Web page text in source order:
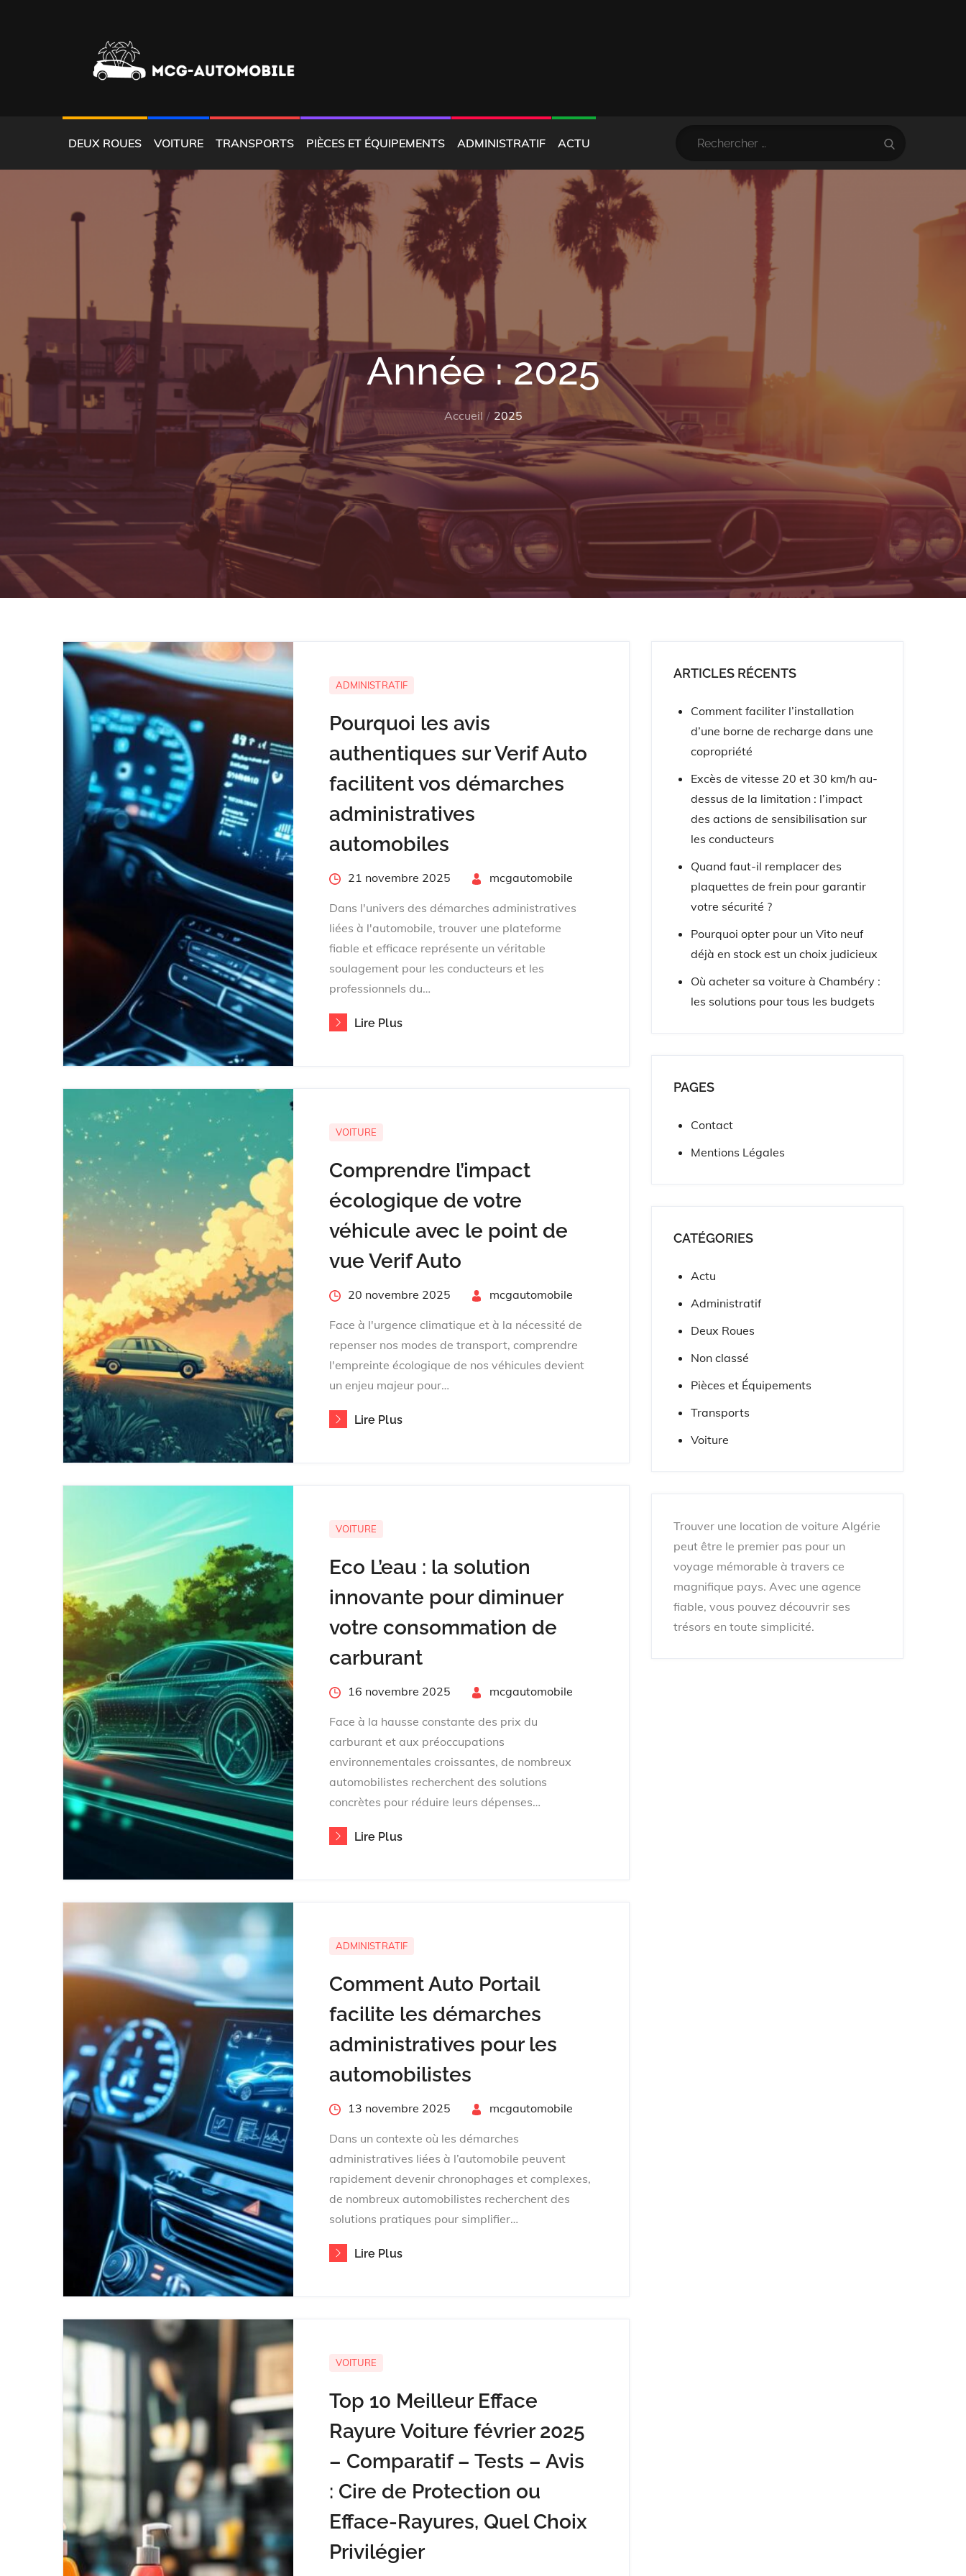
DEUX ROUES VOITURE TRANSPORTS PIÈCES ET ÉQUIPEMENTS ADMINISTRATIF ACTU
Année :2025
Accueil 2025
ADMINISTRATIF
Pourquoi les avis
authentiques sur Verif Auto
facilitent vos démarches
administratives
automobiles
Posted21 novembre 2025 mcgautomobile
Dans l'univers des démarches administratives
liées à l'automobile, trouver une plateforme
fiable et efficace représente un véritable
soulagement pour les conducteurs et les
professionnels du…
Lire Plus
VOITURE
Comprendre l’impact
écologique de votre
véhicule avec le point de
vue Verif Auto
Posted20 novembre 2025 mcgautomobile
Face à l'urgence climatique et à la nécessité de
repenser nos modes de transport, comprendre
l'empreinte écologique de nos véhicules devient
un enjeu majeur pour…
Lire Plus
VOITURE
Eco L’eau : la solution
innovante pour diminuer
votre consommation de
carburant
Posted16 novembre 2025 mcgautomobile
Face à la hausse constante des prix du
carburant et aux préoccupations
environnementales croissantes, de nombreux
automobilistes recherchent des solutions
concrètes pour réduire leurs dépenses…
Lire Plus
ADMINISTRATIF
Comment Auto Portail
facilite les démarches
administratives pour les
automobilistes
Posted13 novembre 2025 mcgautomobile
Dans un contexte où les démarches
administratives liées à l’automobile peuvent
rapidement devenir chronophages et complexes,
de nombreux automobilistes recherchent des
solutions pratiques pour simplifier…
Lire Plus
VOITURE
Top 10 Meilleur Efface
Rayure Voiture février 2025
– Comparatif – Tests – Avis
: Cire de Protection ou
Efface-Rayures, Quel Choix
Privilégier
ARTICLES RÉCENTS
Comment faciliter l’installation
d’une borne de recharge dans une
copropriété
Excès de vitesse 20 et 30 km/h au-
dessus de la limitation : l’impact
des actions de sensibilisation sur
les conducteurs
Quand faut-il remplacer des
plaquettes de frein pour garantir
votre sécurité ?
Pourquoi opter pour un Vito neuf
déjà en stock est un choix judicieux
Où acheter sa voiture à Chambéry :
les solutions pour tous les budgets
PAGES
Contact
Mentions Légales
CATÉGORIES
Actu
Administratif
Deux Roues
Non classé
Pièces et Équipements
Transports
Voiture
Trouver une location de voiture Algérie
peut être le premier pas pour un
voyage mémorable à travers ce
magnifique pays. Avec une agence
fiable, vous pouvez découvrir ses
trésors en toute simplicité.